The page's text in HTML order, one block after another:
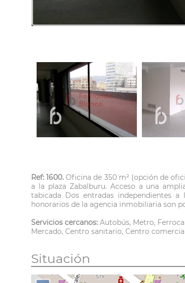
Ref: 1600. Oficina de 350 m² (opción de
a la plaza Zabalburu. Acceso a una
tabicada Dos entradas independientes
honorarios de la agencia inmobiliaria son
Servicios cercanos: Autobús, Metro,
Mercado, Centro sanitario, Centro
Situación